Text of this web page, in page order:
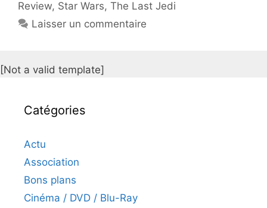
Review, Star Wars, The Last Jedi
Laisser un commentaire
[Not a valid template]
Catégories
Actu
Association
Bons plans
Cinéma / DVD / Blu-Ray